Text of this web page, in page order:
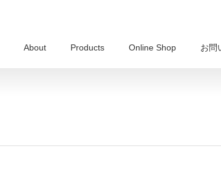
About Products Online Shop お問